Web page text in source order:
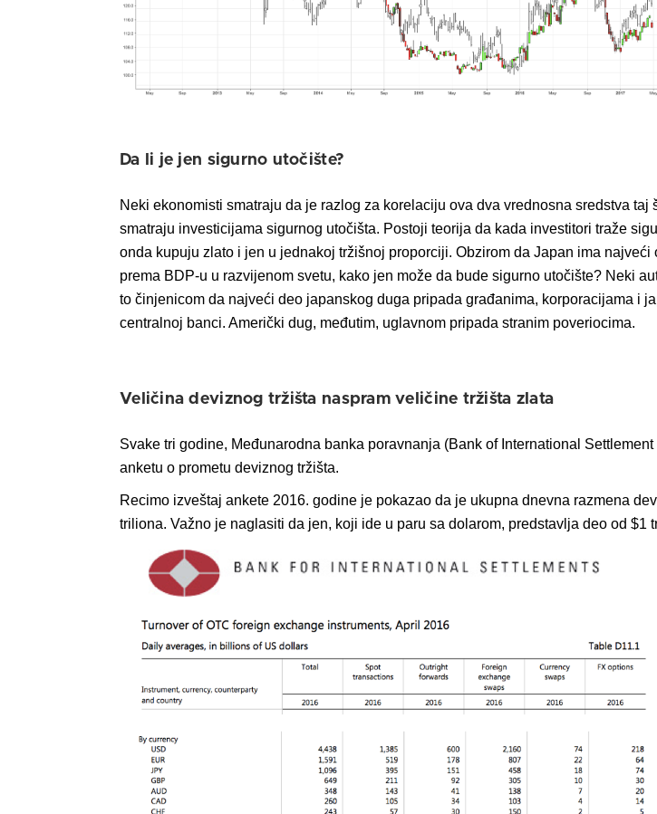
Da li je jen sigurno utočište?
Neki ekonomisti smatraju da je razlog za korelaciju ova dva vrednosna sredstva taj
smatraju investicijama sigurnog utočišta. Postoji teorija da kada investitori traže
onda kupuju zlato i jen u jednakoj tržišnoj proporciji. Obzirom da Japan ima najveći
prema BDP-u u razvijenom svetu, kako jen može da bude sigurno utočište? Neki
to činjenicom da najveći deo japanskog duga pripada građanima, korporacijama i
centralnoj banci. Američki dug, međutim, uglavnom pripada stranim poveriocima.
Veličina deviznog tržišta naspram veličine tržišta zlata
Svake tri godine, Međunarodna banka poravnanja (Bank of International Settlement
anketu o prometu deviznog tržišta.
Recimo izveštaj ankete 2016. godine je pokazao da je ukupna dnevna razmena
triliona. Važno je naglasiti da jen, koji ide u paru sa dolarom, predstavlja deo od $1